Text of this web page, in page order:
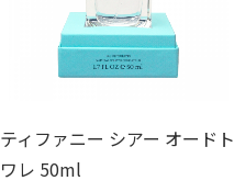
ティファニー シアー オードト
ワレ 50ml